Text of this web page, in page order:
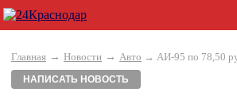
Главная → Новости → Авто → АИ-95 по 78,50
НАПИСАТЬ НОВОСТЬ